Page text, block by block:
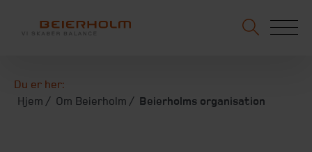
Du er her:
Hjem
Om Beierholm Beierholms organisation